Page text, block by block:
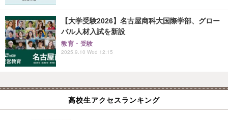
【大学受験2026】名古屋商科大国際学部、グロー
バル人材入試を新設
教育・受験
2025.9.10 Wed 12:15
高校生アクセスランキング